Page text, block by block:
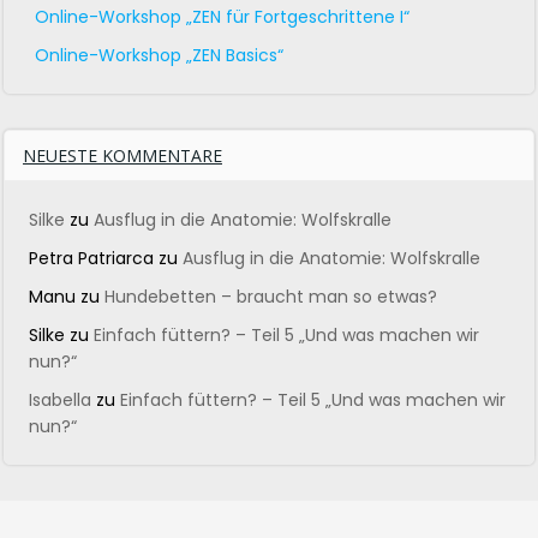
Online-Workshop „ZEN für Fortgeschrittene I“
Online-Workshop „ZEN Basics“
NEUESTE KOMMENTARE
Silke zu Ausflug in die Anatomie: Wolfskralle
Petra Patriarca zu Ausflug in die Anatomie: Wolfskralle
Manu zu Hundebetten – braucht man so etwas?
Silke zu Einfach füttern? – Teil 5 „Und was machen wir
nun?“
Isabella zu Einfach füttern? – Teil 5 „Und was machen wir
nun?“